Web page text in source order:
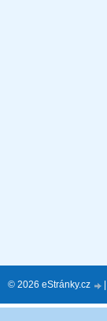
© 2026 eStránky.cz